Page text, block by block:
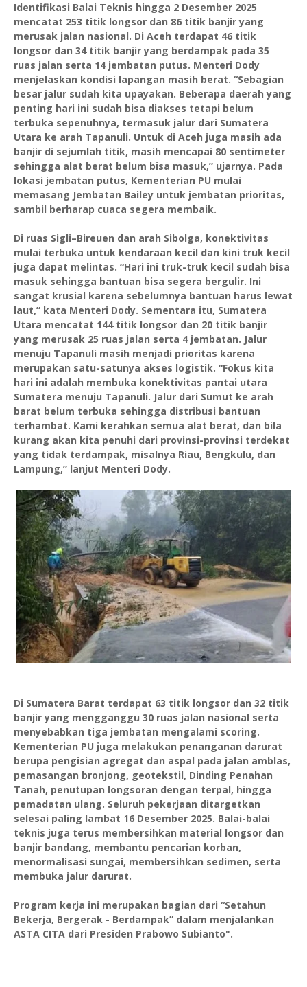
Identifikasi Balai Teknis hingga 2 Desember 2025
mencatat 253 titik longsor dan 86 titik banjir yang
merusak jalan nasional. Di Aceh terdapat 46 titik
longsor dan 34 titik banjir yang berdampak pada 35
ruas jalan serta 14 jembatan putus. Menteri Dody
menjelaskan kondisi lapangan masih berat. “Sebagian
besar jalur sudah kita upayakan. Beberapa daerah yang
penting hari ini sudah bisa diakses tetapi belum
terbuka sepenuhnya, termasuk jalur dari Sumatera
Utara ke arah Tapanuli. Untuk di Aceh juga masih ada
banjir di sejumlah titik, masih mencapai 80 sentimeter
sehingga alat berat belum bisa masuk,” ujarnya. Pada
lokasi jembatan putus, Kementerian PU mulai
memasang Jembatan Bailey untuk jembatan prioritas,
sambil berharap cuaca segera membaik.
Di ruas Sigli–Bireuen dan arah Sibolga, konektivitas
mulai terbuka untuk kendaraan kecil dan kini truk kecil
juga dapat melintas. “Hari ini truk-truk kecil sudah bisa
masuk sehingga bantuan bisa segera bergulir. Ini
sangat krusial karena sebelumnya bantuan harus lewat
laut,” kata Menteri Dody. Sementara itu, Sumatera
Utara mencatat 144 titik longsor dan 20 titik banjir
yang merusak 25 ruas jalan serta 4 jembatan. Jalur
menuju Tapanuli masih menjadi prioritas karena
merupakan satu-satunya akses logistik. “Fokus kita
hari ini adalah membuka konektivitas pantai utara
Sumatera menuju Tapanuli. Jalur dari Sumut ke arah
barat belum terbuka sehingga distribusi bantuan
terhambat. Kami kerahkan semua alat berat, dan bila
kurang akan kita penuhi dari provinsi-provinsi terdekat
yang tidak terdampak, misalnya Riau, Bengkulu, dan
Lampung,” lanjut Menteri Dody.
Di Sumatera Barat terdapat 63 titik longsor dan 32 titik
banjir yang mengganggu 30 ruas jalan nasional serta
menyebabkan tiga jembatan mengalami scoring.
Kementerian PU juga melakukan penanganan darurat
berupa pengisian agregat dan aspal pada jalan amblas,
pemasangan bronjong, geotekstil, Dinding Penahan
Tanah, penutupan longsoran dengan terpal, hingga
pemadatan ulang. Seluruh pekerjaan ditargetkan
selesai paling lambat 16 Desember 2025. Balai-balai
teknis juga terus membersihkan material longsor dan
banjir bandang, membantu pencarian korban,
menormalisasi sungai, membersihkan sedimen, serta
membuka jalur darurat.
Program kerja ini merupakan bagian dari “Setahun
Bekerja, Bergerak - Berdampak” dalam menjalankan
ASTA CITA dari Presiden Prabowo Subianto".